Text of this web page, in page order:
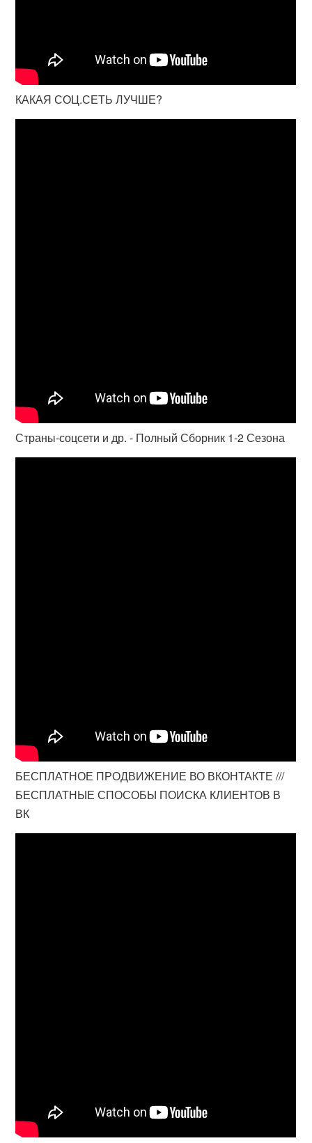
КАКАЯ СОЦ.СЕТЬ ЛУЧШЕ?
Страны-соцсети и др. - Полный Сборник 1-2 Сезона
БЕСПЛАТНОЕ ПРОДВИЖЕНИЕ ВО ВКОНТАКТЕ ///
БЕСПЛАТНЫЕ СПОСОБЫ ПОИСКА КЛИЕНТОВ В
ВК